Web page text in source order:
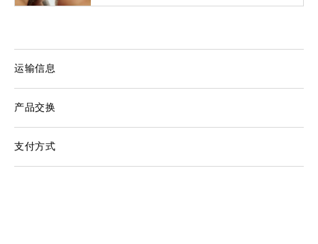
运输信息
产品交换
支付方式